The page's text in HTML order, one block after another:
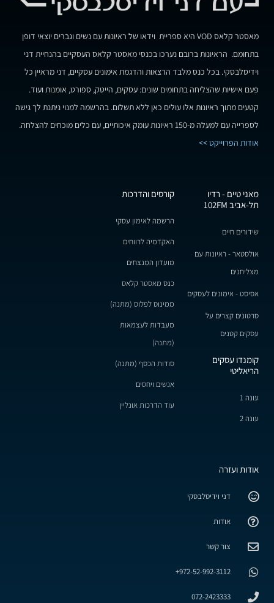
מאסטר קלאס VOD היא ספריית וידאו של ראיונות עם נשים וגברים יוצאי דופן
בתחומם. הראיונות ברובם נערכו בכנסי מאסטר קלאס העסקיים בהנחיית דני
וידיסלבסקי. בכל כנס מלבד הרצאות והדגמת אימונים עסקיים, דני מראיין כל
פעם אישיות שהצליחה בתחומים שונים: עסקים, הייטק, ספורט, אומנות ועוד.
קטעים מתוך ראיונות אלו עולים כאן ללא תשלום. בהרשמה למנוי ניתנת לך גישה
לספרייה עם למעלה מ-150 ראיונות עומק איכותיים, עם כלים מוכחים להצלחה.
אודות הפרוייקט >>
מאני טיים - רדיו
תל-אביב 102FM
שידורים חיים
אולסטאר - ראיונות עם
מצליחנים
אסיסט - אימונים לעסקים
סרטונים קצרים על
עסקים קטנים
קומנדו עסקים
הריאליטי
עונה 1
עונה 2
קורסים והדרכות
הרשמה לאימון עסקי
האקדמיה לרווחים
מועדון המנצחים
כנס מאסטר קלאס
ממינוס לפלוס (מתנה)
מעבדות לעצמאות
(מתנה)
סודות הכסף (מתנה)
אנשים ויחסים
עוד הדרכות אונליין
אודות ועזרה
דני וידיסלבסקי
אודות
צור קשר
972-52-992-3112+
072-2423333